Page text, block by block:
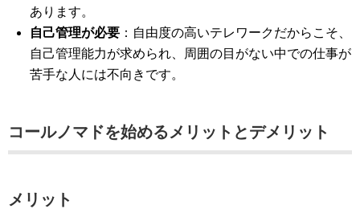
あります​​。
自己管理が必要 ：自由度の高いテレワークだからこそ、
自己管理能力が求められ、周囲の目がない中での仕事が
苦手な人には不向きです​​。
コールノマドを始めるメリットとデメリット
メリット